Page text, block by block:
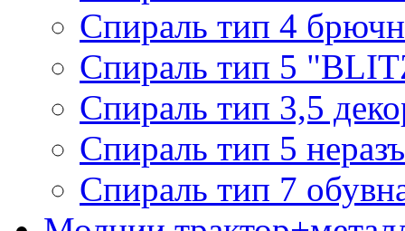
Спираль тип 4
Спираль тип 5
Спираль тип 3,5
Спираль тип 5
Спираль тип 7